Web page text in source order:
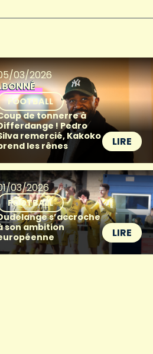
03/2026
FOOTBALL
de tonnerre à
! Pedro
remercié, Kakoko
les rênes
LIRE
03/2026
FOOTBALL
s’accroche
son ambition
LIRE